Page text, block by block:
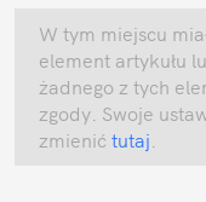
W tym miejscu
element artykułu
żadnego z tych
zgody. Swoje
zmienić tutaj